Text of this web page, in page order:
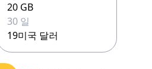
20 GB
30 일
19미국 달러